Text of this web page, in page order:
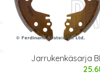
Jarrukenkäsarja